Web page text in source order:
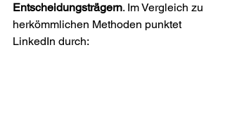
Entscheidungsträgern. Im Vergleich zu
herkömmlichen Methoden punktet
LinkedIn durch: